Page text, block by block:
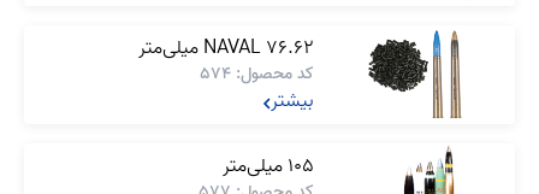
NAVAL 76.62 میلی‌متر
کد محصول: 574
بیشتر
105 میلی‌متر